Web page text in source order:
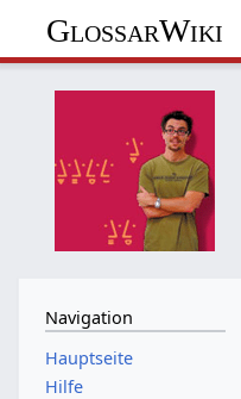
GlossarWiki
Navigation
Hauptseite
Hilfe